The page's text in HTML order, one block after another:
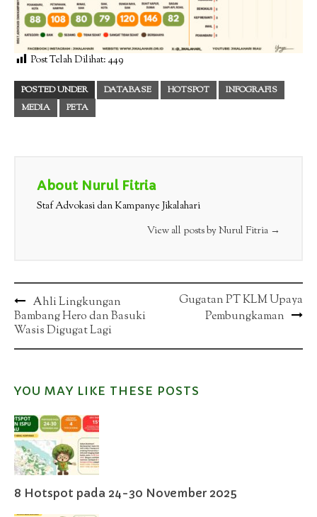
Post Telah Dilihat: 449
POSTED UNDER DATABASE HOTSPOT
INFOGRAFIS
MEDIA
PETA
About Nurul Fitria
Staf Advokasi dan Kampanye Jikalahari
View all posts by Nurul Fitria →
Post
navigation
Ahli Lingkungan
Bambang Hero dan Basuki
Wasis Digugat Lagi
Gugatan PT KLM Upaya
Pembungkaman
YOU MAY LIKE THESE POSTS
8 Hotspot pada 24-30 November 2025